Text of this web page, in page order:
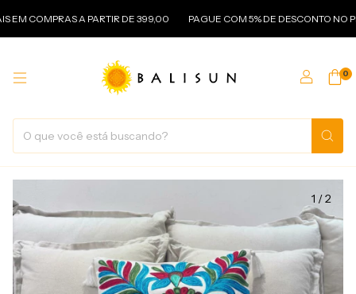
A PARTIR DE 399,00 PAGUE COM 5% DE DESCONTO NO PIX
0
1 /2